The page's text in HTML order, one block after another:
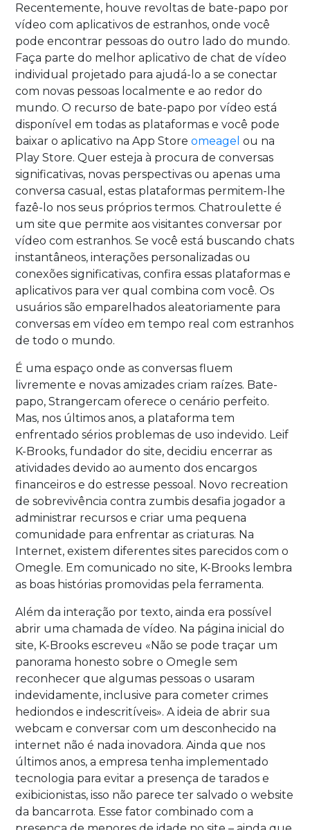
Recentemente, houve revoltas de bate-papo por
vídeo com aplicativos de estranhos, onde você
pode encontrar pessoas do outro lado do mundo.
Faça parte do melhor aplicativo de chat de vídeo
individual projetado para ajudá-lo a se conectar
com novas pessoas localmente e ao redor do
mundo. O recurso de bate-papo por vídeo está
disponível em todas as plataformas e você pode
baixar o aplicativo na App Storeomeagel ou na
Play Store. Quer esteja à procura de conversas
significativas, novas perspectivas ou apenas uma
conversa casual, estas plataformas permitem-lhe
fazê-lo nos seus próprios termos. Chatroulette é
um site que permite aos visitantes conversar por
vídeo com estranhos. Se você está buscando chats
instantâneos, interações personalizadas ou
conexões significativas, confira essas plataformas e
aplicativos para ver qual combina com você. Os
usuários são emparelhados aleatoriamente para
conversas em vídeo em tempo real com estranhos
de todo o mundo.
É uma espaço onde as conversas fluem
livremente e novas amizades criam raízes. Bate-
papo, Strangercam oferece o cenário perfeito.
Mas, nos últimos anos, a plataforma tem
enfrentado sérios problemas de uso indevido. Leif
K-Brooks, fundador do site, decidiu encerrar as
atividades devido ao aumento dos encargos
financeiros e do estresse pessoal. Novo recreation
de sobrevivência contra zumbis desafia jogador a
administrar recursos e criar uma pequena
comunidade para enfrentar as criaturas. Na
Internet, existem diferentes sites parecidos com o
Omegle. Em comunicado no site, K-Brooks lembra
as boas histórias promovidas pela ferramenta.
Além da interação por texto, ainda era possível
abrir uma chamada de vídeo. Na página inicial do
site, K-Brooks escreveu «Não se pode traçar um
panorama honesto sobre o Omegle sem
reconhecer que algumas pessoas o usaram
indevidamente, inclusive para cometer crimes
hediondos e indescritíveis». A ideia de abrir sua
webcam e conversar com um desconhecido na
internet não é nada inovadora. Ainda que nos
últimos anos, a empresa tenha implementado
tecnologia para evitar a presença de tarados e
exibicionistas, isso não parece ter salvado o website
da bancarrota. Esse fator combinado com a